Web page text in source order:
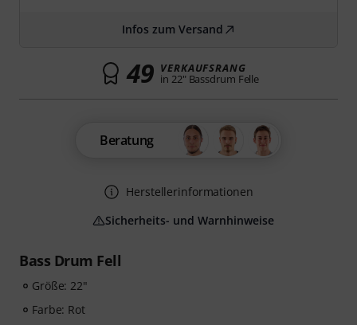
Bass Drum Fell
Größe: 22"
Farbe: Rot
Infos zum Versand
49 VERKAUFSRANG
in 22" Bassdrum Felle
Beratung
Herstellerinformationen
Sicherheits- und Warnhinweise